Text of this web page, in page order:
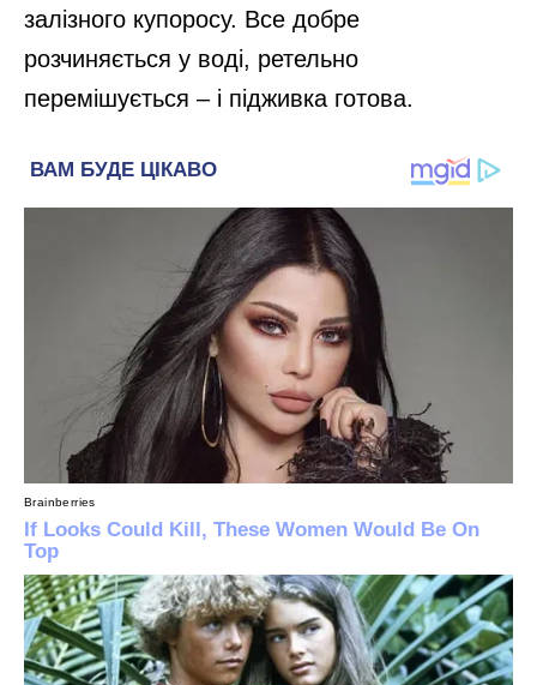
залізного купоросу. Все добре
розчиняється у воді, ретельно
перемішується – і підживка готова.